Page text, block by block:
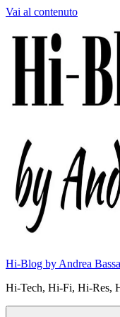
Vai al contenuto
Hi-Blog by Andrea
Hi-Tech, Hi-Fi, Hi-Res,